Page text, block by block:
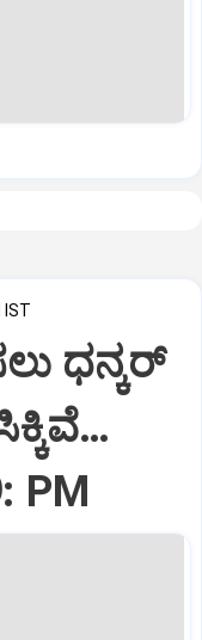
IST
ಧನ್ಕರ್‌
PM